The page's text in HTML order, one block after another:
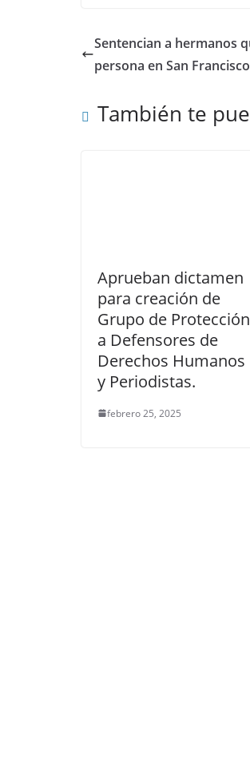
o
o
p
p
n
Sentencian a hermanos
persona en San
También te
Aprueban dictamen
para creación de
Grupo de Protección
a Defensores de
Derechos Humanos
y Periodistas.
febrero 25, 2025